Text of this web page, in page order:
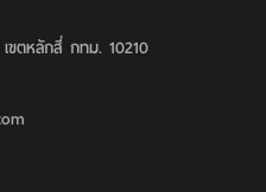
ขตหลักสี่ กทม. 10210